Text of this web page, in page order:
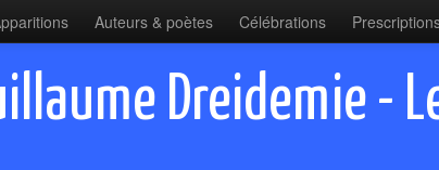
Auteurs & poètes Célébrations
Dreidemie -